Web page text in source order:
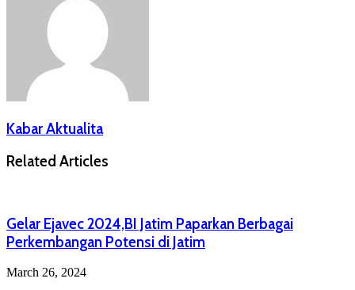
Kabar Aktualita
Related Articles
Gelar Ejavec 2024,BI Jatim Paparkan Berbagai
Perkembangan Potensi di Jatim
March 26, 2024